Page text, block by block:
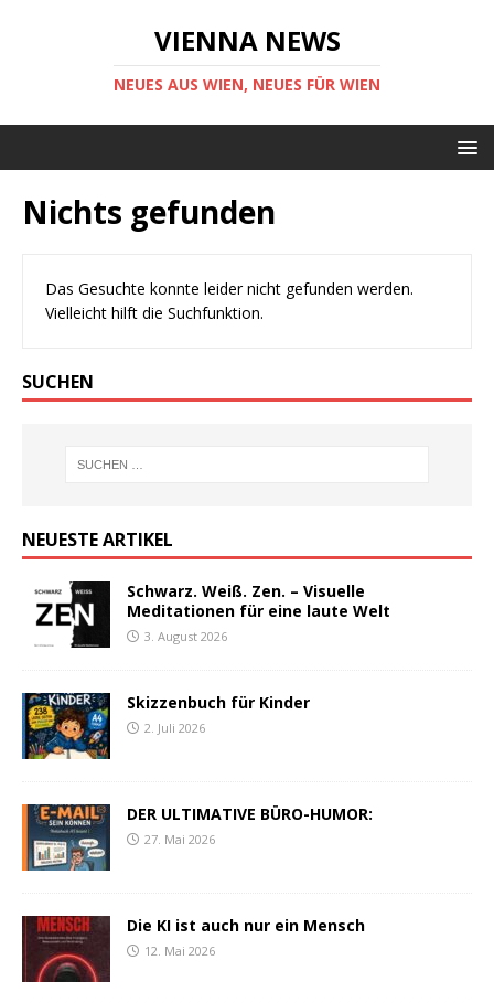
VIENNA NEWS
NEUES AUS WIEN, NEUES FÜR WIEN
Nichts gefunden
Das Gesuchte konnte leider nicht gefunden werden.
Vielleicht hilft die Suchfunktion.
SUCHEN
NEUESTE ARTIKEL
Schwarz. Weiß. Zen. – Visuelle
Meditationen für eine laute Welt
3. August 2026
Skizzenbuch für Kinder
2. Juli 2026
DER ULTIMATIVE BÜRO-HUMOR:
27. Mai 2026
Die KI ist auch nur ein Mensch
12. Mai 2026